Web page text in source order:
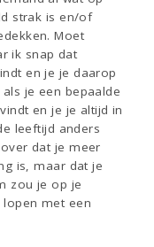
strak is en/of
Moet
ik snap dat
en je je daarop
je een bepaalde
en je je altijd in
leeftijd anders
dat je meer
is, maar dat je
zou je op je
met een